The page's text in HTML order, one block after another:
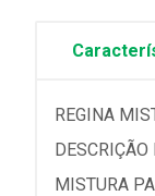
REGINA
MISTURA